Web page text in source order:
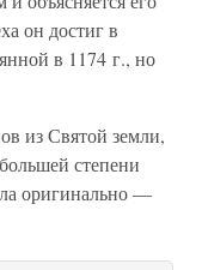
он достиг в
в 1174 г., но
из Святой земли,
степени
оригинально —